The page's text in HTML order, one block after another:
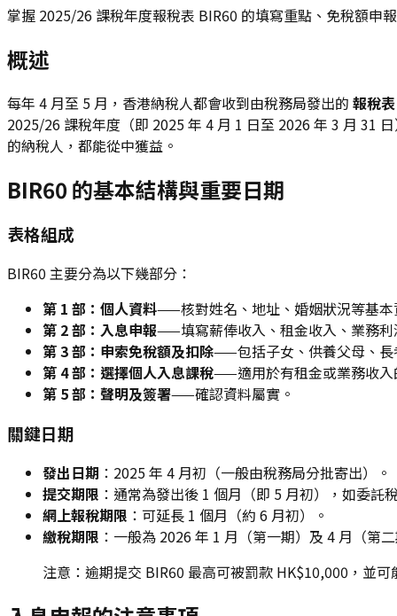
掌握 2025/26 課稅年度報稅表 BIR60 的填寫重點、免稅額申
概述
每年 4 月至 5 月，香港納稅人都會收到由稅務局發出的 報稅
2025/26 課稅年度（即 2025 年 4 月 1 日至 2026 年 3 月 31
的納稅人，都能從中獲益。
BIR60 的基本結構與重要日期
表格組成
BIR60 主要分為以下幾部分：
第 1 部：個人資料——核對姓名、地址、婚姻狀況等基本
第 2 部：入息申報——填寫薪俸收入、租金收入、業務利
第 3 部：申索免稅額及扣除——包括子女、供養父母、長
第 4 部：選擇個人入息課稅——適用於有租金或業務收入
第 5 部：聲明及簽署——確認資料屬實。
關鍵日期
發出日期 ：2025 年 4 月初（一般由稅務局分批寄出）。
提交期限 ：通常為發出後 1 個月（即 5 月初），如委託
網上報稅期限 ：可延長 1 個月（約 6 月初）。
繳稅期限 ：一般為 2026 年 1 月（第一期）及 4 月（第
注意：逾期提交 BIR60 最高可被罰款 HK$10,000，並